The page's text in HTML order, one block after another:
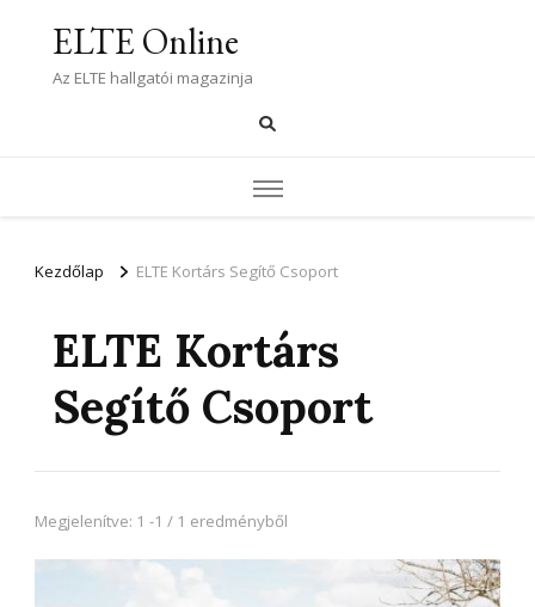
ELTE Online
Az ELTE hallgatói magazinja
Kezdőlap ELTE Kortárs Segítő Csoport
ELTE Kortárs
Segítő Csoport
Megjelenítve: 1 -1 / 1 eredményből